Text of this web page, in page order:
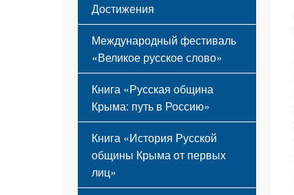
Достижения
Международный фестиваль
«Великое русское слово»
Книга «Русская община
Крыма: путь в Россию»
Книга «История Русской
общины Крыма от первых
лиц»